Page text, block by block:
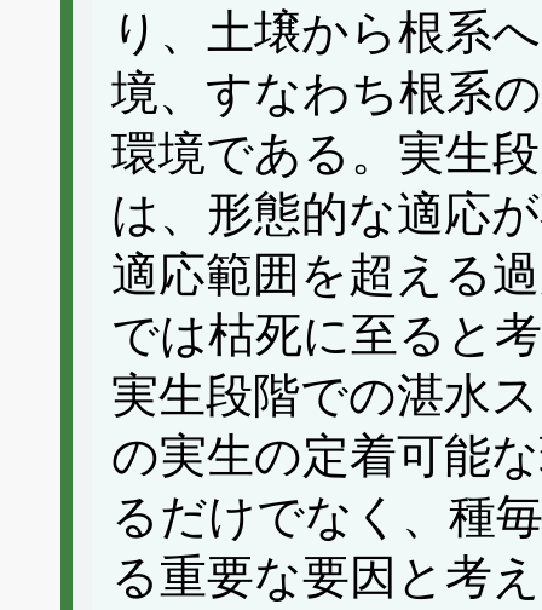
り、土壌から根系
境、すなわち根系
環境である。実生
は、形態的な適応
適応範囲を超える
では枯死に至ると
実生段階での湛水
の実生の定着可能
るだけでなく、種
る重要な要因と考